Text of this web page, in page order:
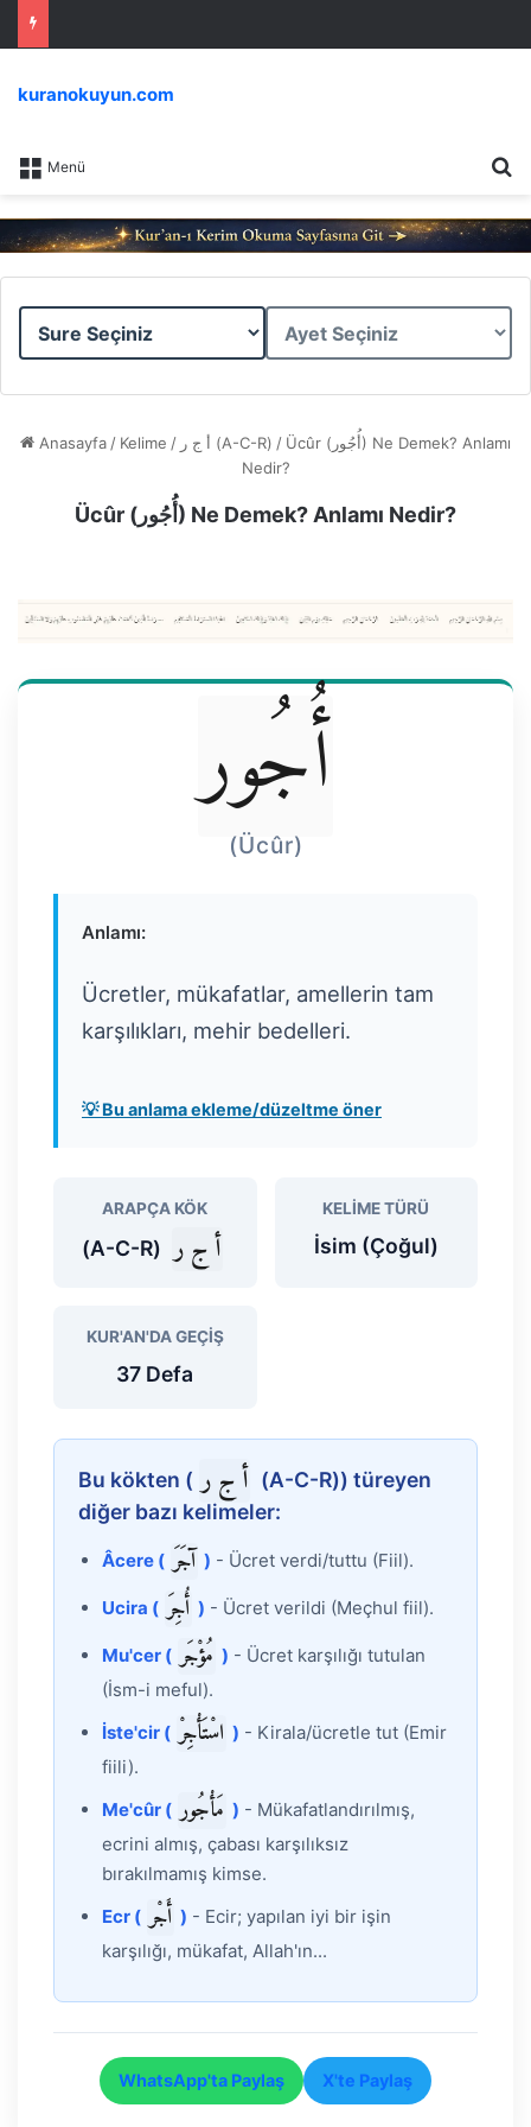
Menü
kuranokuyun.com
Sure
Ayet
Anasayfa / Kelime / أ ج ر (A-C-R) / Ücûr (أُجُور) Ne Demek? Anlamı
Nedir?
Ücûr (أُجُور) Ne Demek? Anlamı Nedir?
أُجُور
(Ücûr)
Anlamı:
Ücretler, mükafatlar, amellerin tam
karşılıkları, mehir bedelleri.
💡 Bu anlama ekleme/düzeltme öner
ARAPÇA KÖK
أ ج ر (A-C-R)
KELIME TÜRÜ
İsim (Çoğul)
KUR'AN'DA GEÇIŞ
37 Defa
Bu kökten ( أ ج ر (A-C-R)) türeyen
diğer bazı kelimeler:
Âcere ( آجَرَ ) - Ücret verdi/tuttu (Fiil).
Ucira ( أُجِرَ ) - Ücret verildi (Meçhul fiil).
Mu'cer ( مُؤْجَر ) - Ücret karşılığı tutulan
(İsm-i meful).
İste'cir ( اسْتَأْجِرْ ) - Kirala/ücretle tut (Emir
fiili).
Me'cûr ( مَأْجُور ) - Mükafatlandırılmış,
ecrini almış, çabası karşılıksız
bırakılmamış kimse.
Ecr ( أَجْر ) - Ecir; yapılan iyi bir işin
karşılığı, mükafat, Allah'ın...
WhatsApp'ta Paylaş X'te Paylaş